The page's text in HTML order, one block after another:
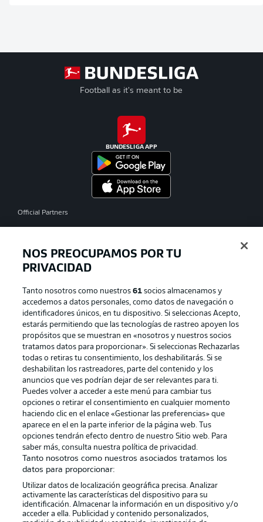
Football as it's meant to be
BUNDESLIGA APP
Official Partners
Publicidad Aviso legal
Gestionar las preferencias Declaracion de privacidad
Canales Trabajos
Jugadores Condiciones de uso
Sello Editorial Contacto
NOS PREOCUPAMOS POR TU
PRIVACIDAD
Tanto nosotros como nuestros61 socios almacenamos y
accedemos a datos personales, como datos de navegación o
identificadores únicos, en tu dispositivo. Si seleccionas Acepto,
estarás permitiendo que las tecnologías de rastreo apoyen los
propósitos que se muestran en «nosotros y nuestros socios
tratamos datos para proporcionar». Si seleccionas Rechazarlas
todas o retiras tu consentimiento, los deshabilitarás. Si se
deshabilitan los rastreadores, parte del contenido y los
anuncios que ves podrían dejar de ser relevantes para ti.
Puedes volver a acceder a este menú para cambiar tus
opciones o retirar el consentimiento en cualquier momento
haciendo clic en el enlace «Gestionar las preferencias» que
aparece en el en la parte inferior de la página web. Tus
opciones tendrán efecto dentro de nuestro Sitio web. Para
saber más, consulta nuestra política de privacidad.
Tanto nosotros como nuestros asociados tratamos los
datos para proporcionar:
Utilizar datos de localización geográfica precisa. Analizar
activamente las características del dispositivo para su
identificación. Almacenar la información en un dispositivo y/o
acceder a ella. Publicidad y contenido personalizados,